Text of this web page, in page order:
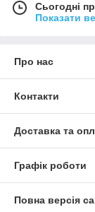
Сьогодні
Показати
Про нас
Контакти
Доставка та
Графік роботи
Повна версія